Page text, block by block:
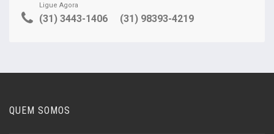
Ligue Agora
(31) 3443-1406 (31) 98393-4219
QUEM SOMOS